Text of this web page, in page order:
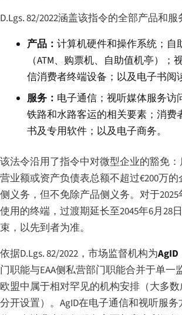
D.Lgs. 82/2022涵盖该指令的全部产品和服
产品：计算机硬件和操作系统；自
（ATM、购票机、自助值机亭）；
信消费者终端设备；以及电子书阅
服务： 电子通信；视听媒体服务访
铁路和水路客运的相关要素；消费
书及专用软件；以及电子商务。
该法令沿用了指令中对微型企业的豁免
营业额或资产负债表总额不超过€200万
侧义务，但不免除产品侧义务。对于2025
使用的终端，过渡期延长至2045年6月28
束，以先到者为准。
依据D.Lgs. 82/2022，市场监督机构为AgID
门职能与EAA侧私营部门职能合并于单
欧盟中属于相对罕见的机构安排（大多
分开设置）。AgID在电子通信和视听服务